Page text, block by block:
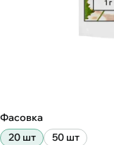
Фасовка
20 шт
50 шт